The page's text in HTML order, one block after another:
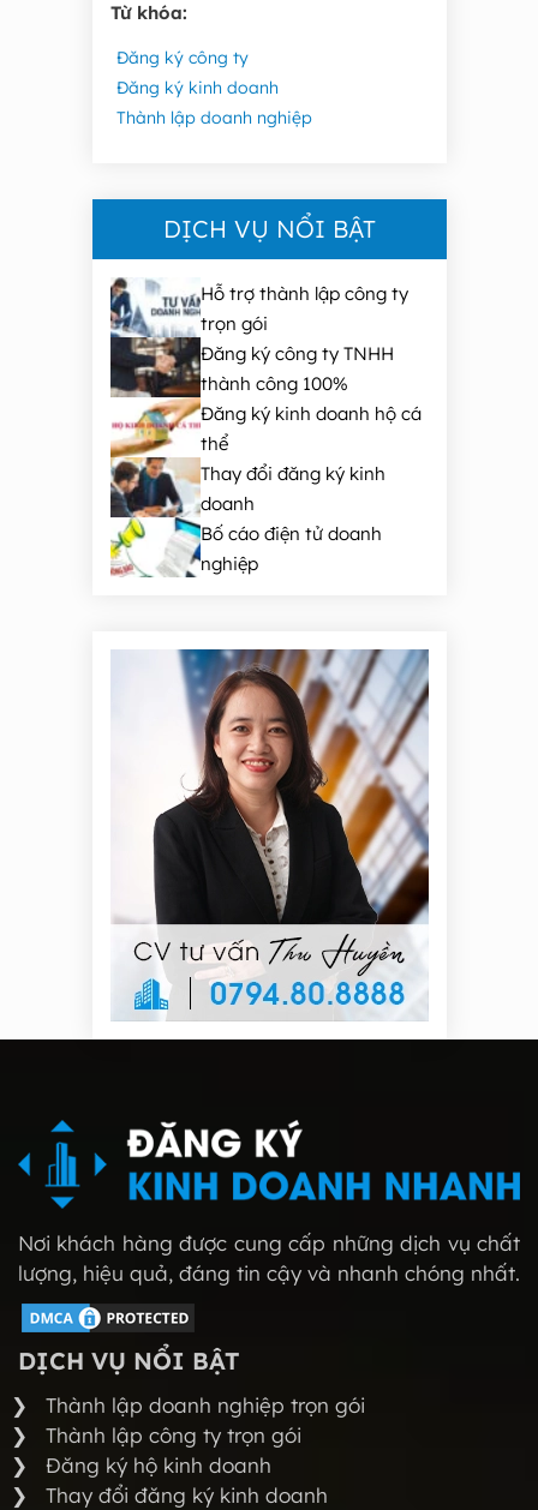
Từ khóa:
Đăng ký công ty
Đăng ký kinh doanh
Thành lập doanh nghiệp
DỊCH VỤ NỔI BẬT
Hỗ trợ thành lập công ty
trọn gói
Đăng ký công ty TNHH
thành công 100%
Đăng ký kinh doanh hộ cá
thể
Thay đổi đăng ký kinh
doanh
Bố cáo điện tử doanh
nghiệp
Nơi khách hàng được cung cấp những dịch vụ chất
lượng, hiệu quả, đáng tin cậy và nhanh chóng nhất.
DỊCH VỤ NỔI BẬT
Thành lập doanh nghiệp trọn gói
Thành lập công ty trọn gói
Đăng ký hộ kinh doanh
Thay đổi đăng ký kinh doanh